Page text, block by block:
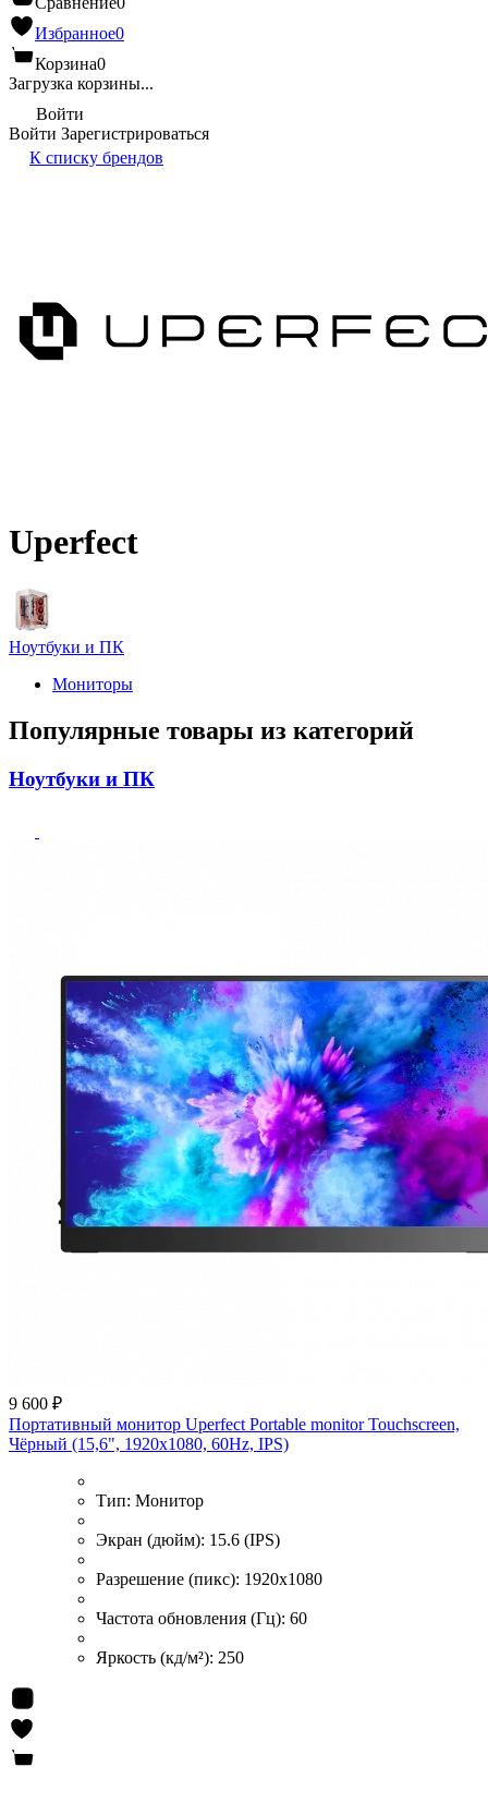
Избранное0
Корзина0
Загрузка корзины...
Войти
Войти Зарегистрироваться
К списку брендов
Uperfect
Ноутбуки и ПК
Мониторы
Популярные товары из категорий
Ноутбуки и ПК
9 600 ₽
Портативный монитор Uperfect Portable monitor Touchscreen,
Чёрный (15,6", 1920х1080, 60Hz, IPS)
Тип: Монитор
Экран (дюйм): 15.6 (IPS)
Разрешение (пикс): 1920x1080
Частота обновления (Гц): 60
Яркость (кд/м²): 250